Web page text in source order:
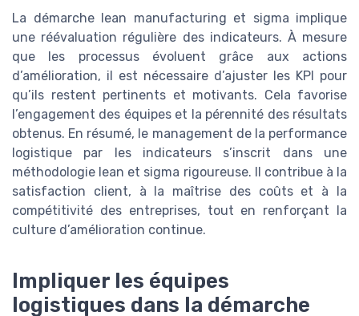
La démarche lean manufacturing et sigma implique
une réévaluation régulière des indicateurs. À mesure
que les processus évoluent grâce aux actions
d’amélioration, il est nécessaire d’ajuster les KPI pour
qu’ils restent pertinents et motivants. Cela favorise
l’engagement des équipes et la pérennité des résultats
obtenus. En résumé, le management de la performance
logistique par les indicateurs s’inscrit dans une
méthodologie lean et sigma rigoureuse. Il contribue à la
satisfaction client, à la maîtrise des coûts et à la
compétitivité des entreprises, tout en renforçant la
culture d’amélioration continue.
Impliquer les équipes
logistiques dans la démarche